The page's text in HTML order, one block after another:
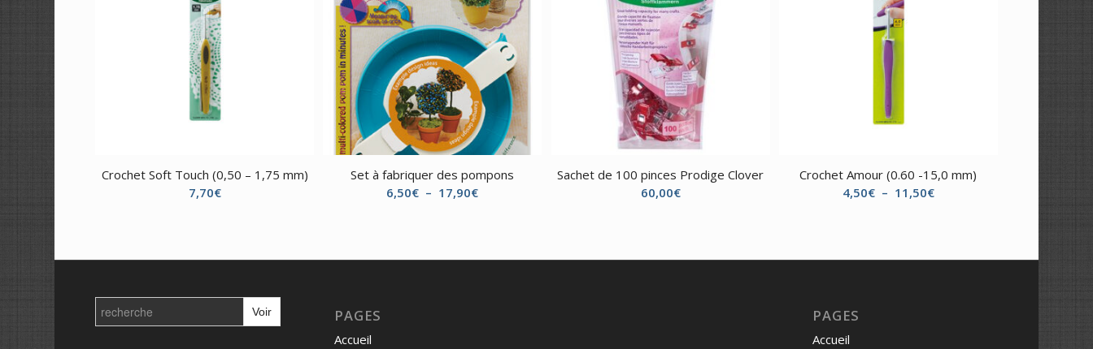
Crochet Soft Touch (0,50 – 1,75 mm)
7,70€
Set à fabriquer des pompons
6,50€ – 17,90€Plage
Sachet de 100 pinces Prodige Clover
60,00€
Crochet Amour (0.60 -15,0 mm)
4,50€ – 11,50€Plage
Search
for: PAGES
Accueil
PAGES
Accueil